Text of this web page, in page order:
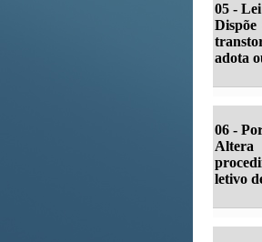
05 -
adota
06 -
Altera
letivo